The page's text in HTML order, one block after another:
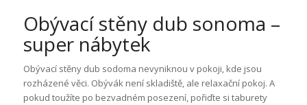
Obývací stěny dub sonoma –
super nábytek
Obývací stěny dub sodoma nevyniknou v pokoji, kde jsou
rozházené věci. Obývák není skladiště, ale relaxační pokoj. A
pokud toužíte po bezvadném posezení, pořiďte si taburety